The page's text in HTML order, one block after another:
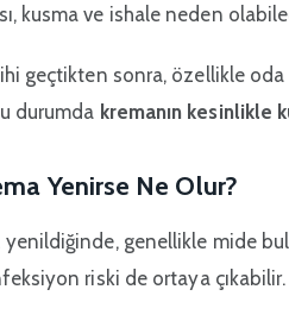
kusma ve ishale neden
geçtikten sonra, özellikle oda
durumda kremanın kesinlikle
Yenirse Ne Olur?
genellikle mide
riski de ortaya çıkabilir.